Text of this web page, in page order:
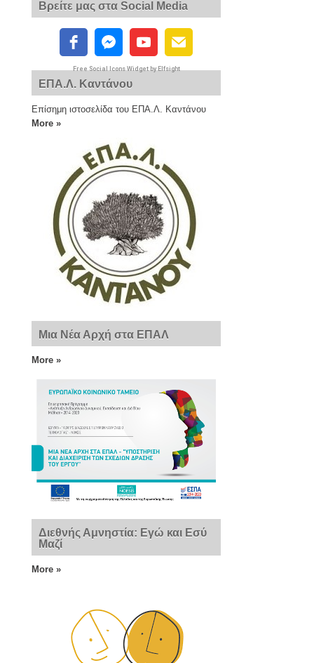
Βρείτε μας στα Social Media
Free Social Icons Widget by Elfsight
ΕΠΑ.Λ. Καντάνου
Επίσημη ιστοσελίδα του ΕΠΑ.Λ. Καντάνου
More »
Μια Νέα Αρχή στα ΕΠΑΛ
More »
Διεθνής Αμνηστία: Εγώ και Εσύ
Μαζί
More »